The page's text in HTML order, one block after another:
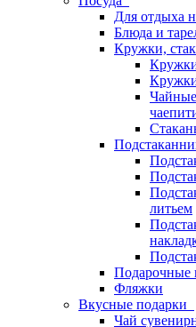
Для отдыха
Блюда и
Кружки,
литьем
Подарочные
Фляжки
Вкусные подарки
Чай